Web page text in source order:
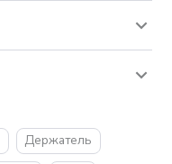
Держатель